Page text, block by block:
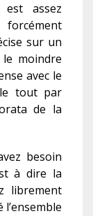
est assez
forcément
sur un
moindre
avec le
toutpar
de la
besoin
à dire la
librement